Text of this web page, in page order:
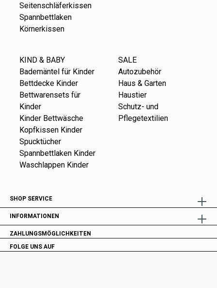
Seitenschläferkissen
Spannbettlaken
Körnerkissen
KIND & BABY
Bademäntel für Kinder
Bettdecke Kinder
Bettwarensets für
Kinder
Kinder Bettwäsche
Kopfkissen Kinder
Spucktücher
Spannbettlaken Kinder
Waschlappen Kinder
SALE
Autozubehör
Haus & Garten
Haustier
Schutz- und
Pflegetextilien
SHOP SERVICE
INFORMATIONEN
ZAHLUNGSMÖGLICHKEITEN
FOLGE UNS AUF